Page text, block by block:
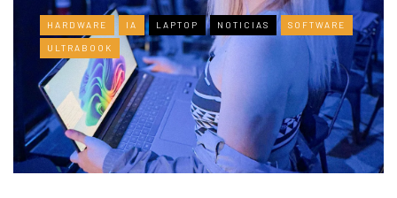
HARDWARE IA LAPTOP NOTICIAS SOFTWARE
ULTRABOOK